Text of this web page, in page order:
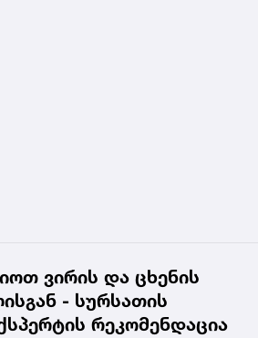
ვირის და ცხენის
- სურსათის
რეკომენდაცია